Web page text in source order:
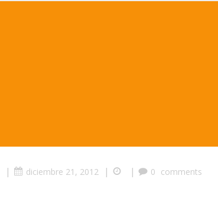
| diciembre 21, 2012 | | 0 comments